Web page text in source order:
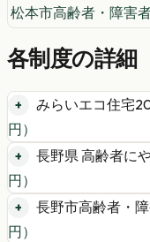
松本市高齢者・障害
各制度の詳細
みらいエコ住宅
円）
長野県 高齢者に
円）
長野市高齢者・
円）